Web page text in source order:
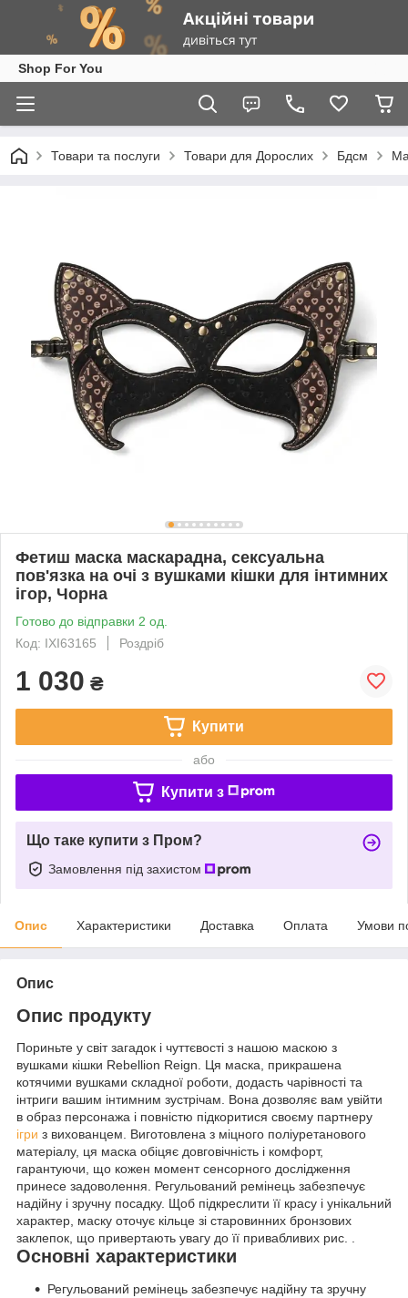
Shop For You
Товари та послуги Товари для Дорослих Бдсм
Фетиш маска маскарадна, сексуальна
пов'язка на очі з вушками кішки для інтимних
ігор, Чорна
Готово до відправки 2 од.
Код: IXI63165
Роздріб
1 030 ₴
Купити
або
Купити з
Що таке купити з Пром?
Замовлення під захистом
Опис Характеристики Доставка Оплата Умови
Опис
Опис продукту
Пориньте у світ загадок і чуттєвості з нашою маскою з
вушками кішки Rebellion Reign. Ця маска, прикрашена
котячими вушками складної роботи, додасть чарівності та
інтриги вашим інтимним зустрічам. Вона дозволяє вам увійти
в образ персонажа і повністю підкоритися своєму партнеру
ігри з вихованцем. Виготовлена з міцного поліуретанового
матеріалу, ця маска обіцяє довговічність і комфорт,
гарантуючи, що кожен момент сенсорного дослідження
принесе задоволення. Регульований ремінець забезпечує
надійну і зручну посадку. Щоб підкреслити її красу і унікальний
характер, маску оточує кільце зі старовинних бронзових
заклепок, що привертають увагу до її привабливих рис. .
Основні характеристики
Регульований ремінець забезпечує надійну та зручну